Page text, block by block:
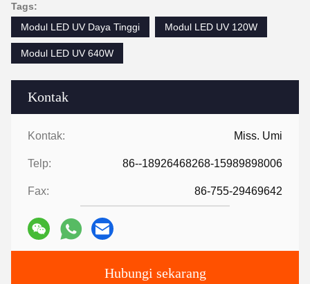
Kontak
Kontak: Miss. Umi
Telp: 86--18926468268-15989898006
Fax: 86-755-29469642
Hubungi sekarang
Tags:
Modul LED UV Daya Tinggi
Modul LED UV 120W
Modul LED UV 640W